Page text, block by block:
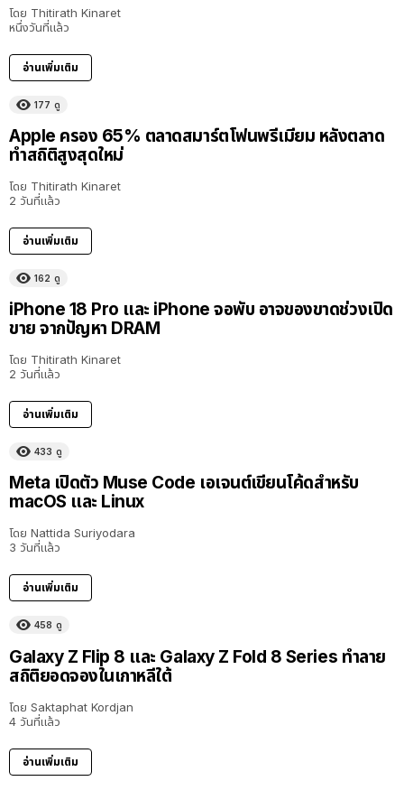
โดย Thitirath Kinaret
หนึ่งวันที่แล้ว
อ่านเพิ่มเติม
177 ดู
Apple ครอง 65% ตลาดสมาร์ตโฟนพรีเมียม หลังตลาด
ทำสถิติสูงสุดใหม่
โดย Thitirath Kinaret
2 วันที่แล้ว
อ่านเพิ่มเติม
162 ดู
iPhone 18 Pro และ iPhone จอพับ อาจของขาดช่วงเปิด
ขาย จากปัญหา DRAM
โดย Thitirath Kinaret
2 วันที่แล้ว
อ่านเพิ่มเติม
433 ดู
Meta เปิดตัว Muse Code เอเจนต์เขียนโค้ดสำหรับ
macOS และ Linux
โดย Nattida Suriyodara
3 วันที่แล้ว
อ่านเพิ่มเติม
458 ดู
Galaxy Z Flip 8 และ Galaxy Z Fold 8 Series ทำลาย
สถิติยอดจองในเกาหลีใต้
โดย Saktaphat Kordjan
4 วันที่แล้ว
อ่านเพิ่มเติม